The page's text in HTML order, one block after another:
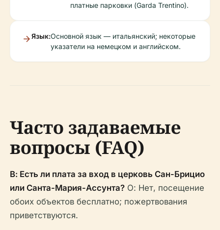
платные парковки (Garda Trentino).
Язык:Основной язык — итальянский; некоторые
указатели на немецком и английском.
Часто задаваемые
вопросы (FAQ)
В: Есть ли плата за вход в церковь Сан-Брицио
или Санта-Мария-Ассунта? О: Нет, посещение
обоих объектов бесплатно; пожертвования
приветствуются.